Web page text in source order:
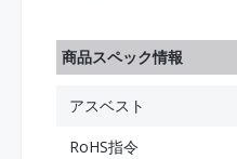
商品スペック情報
アスベスト
RoHS指令